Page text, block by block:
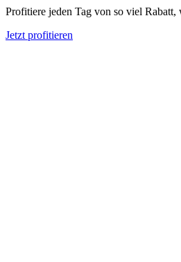
Profitiere jeden Tag von so viel Rabatt,
Jetzt profitieren